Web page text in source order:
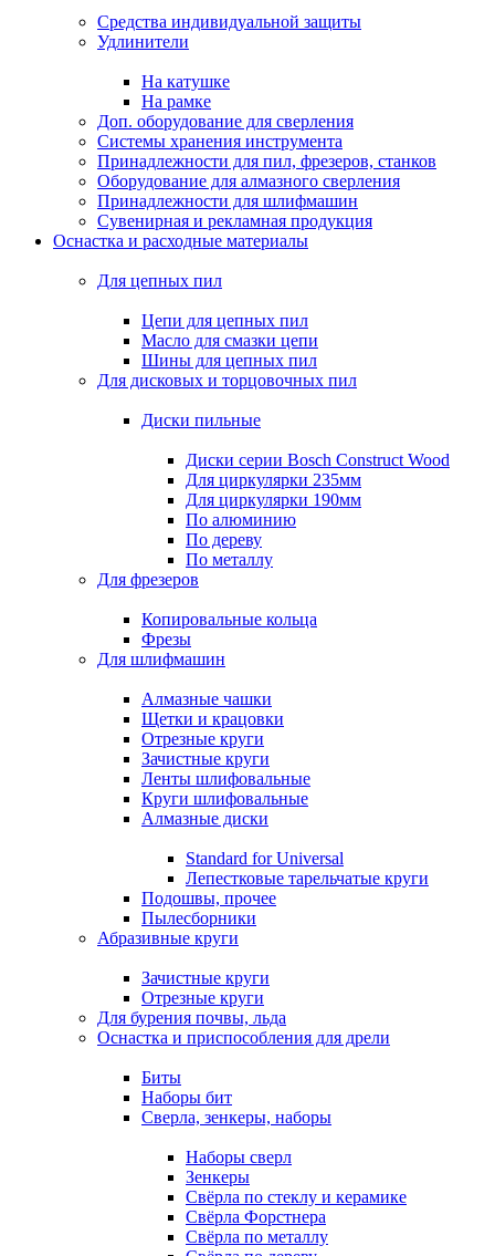
Средства индивидуальной защиты
Удлинители
На катушке
На рамке
Доп. оборудование для сверления
Системы хранения инструмента
Принадлежности для пил, фрезеров, станков
Оборудование для алмазного сверления
Принадлежности для шлифмашин
Сувенирная и рекламная продукция
Оснастка и расходные материалы
Для цепных пил
Цепи для цепных пил
Масло для смазки цепи
Шины для цепных пил
Для дисковых и торцовочных пил
Диски пильные
Диски серии Bosch Construct Wood
Для циркулярки 235мм
Для циркулярки 190мм
По алюминию
По дереву
По металлу
Для фрезеров
Копировальные кольца
Фрезы
Для шлифмашин
Алмазные чашки
Щетки и крацовки
Отрезные круги
Зачистные круги
Ленты шлифовальные
Круги шлифовальные
Алмазные диски
Standard for Universal
Лепестковые тарельчатые круги
Подошвы, прочее
Пылесборники
Абразивные круги
Зачистные круги
Отрезные круги
Для бурения почвы, льда
Оснастка и приспособления для дрели
Биты
Наборы бит
Сверла, зенкеры, наборы
Наборы сверл
Зенкеры
Свёрла по стеклу и керамике
Свёрла Форстнера
Свёрла по металлу